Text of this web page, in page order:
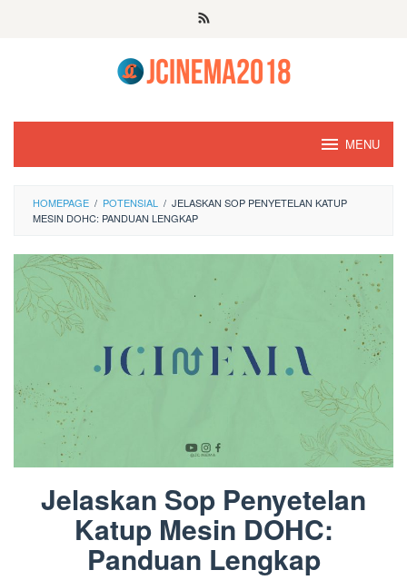
MENU
HOMEPAGE / POTENSIAL / JELASKAN SOP PENYETELAN KATUP
MESIN DOHC: PANDUAN LENGKAP
Jelaskan Sop Penyetelan
Katup Mesin DOHC:
Panduan Lengkap